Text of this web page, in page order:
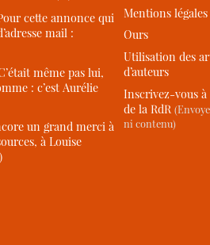
cette annonce qui
mail :
même pas lui,
: c’est Aurélie
un grand merci à
à Louise
Mentions légales
Ours
Utilisation des
d’auteurs
Inscrivez-vous
de la RdR
ni contenu)